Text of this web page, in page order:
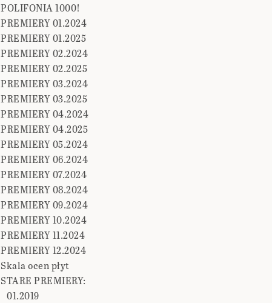
POLIFONIA 1000!
PREMIERY 01.2024
PREMIERY 01.2025
PREMIERY 02.2024
PREMIERY 02.2025
PREMIERY 03.2024
PREMIERY 03.2025
PREMIERY 04.2024
PREMIERY 04.2025
PREMIERY 05.2024
PREMIERY 06.2024
PREMIERY 07.2024
PREMIERY 08.2024
PREMIERY 09.2024
PREMIERY 10.2024
PREMIERY 11.2024
PREMIERY 12.2024
Skala ocen płyt
STARE PREMIERY:
01.2019